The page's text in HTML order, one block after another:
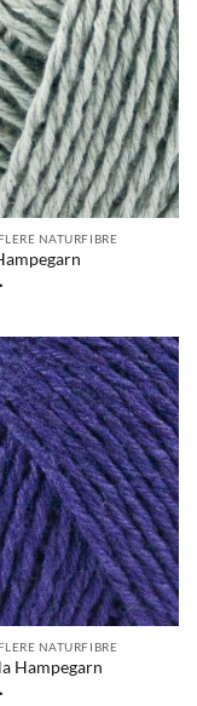
NATURFIBRE
NATURFIBRE
Hampegarn